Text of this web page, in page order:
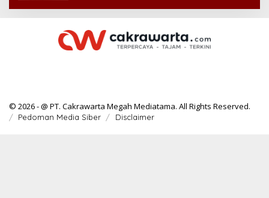
© 2026 - @ PT. Cakrawarta Megah Mediatama. All Rights Reserved.
Pedoman Media Siber Disclaimer